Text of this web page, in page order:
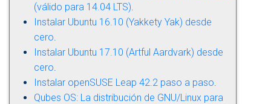
(válido para 14.04 LTS)
Instalar Ubuntu 16.10 (Yakkety Yak) desde
cero
Instalar Ubuntu 17.10 (Artful Aardvark) desde
cero
Instalar openSUSE Leap 42.2 paso a paso
Qubes OS: La distribución de GNU/Linux para